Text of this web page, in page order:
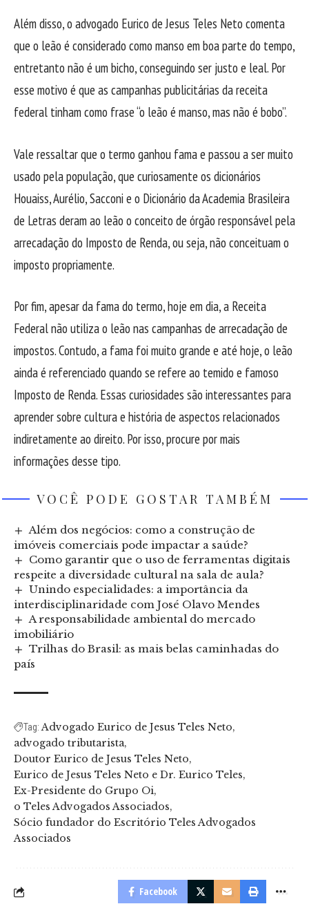
Além disso, o advogado Eurico de Jesus Teles Neto comenta
que o leão é considerado como manso em boa parte do tempo,
entretanto não é um bicho, conseguindo ser justo e leal. Por
esse motivo é que as campanhas publicitárias da receita
federal tinham como frase “o leão é manso, mas não é bobo”.
Vale ressaltar que o termo ganhou fama e passou a ser muito
usado pela população, que curiosamente os dicionários
Houaiss, Aurélio, Sacconi e o Dicionário da Academia Brasileira
de Letras deram ao leão o conceito de órgão responsável pela
arrecadação do Imposto de Renda, ou seja, não conceituam o
imposto propriamente.
Por fim, apesar da fama do termo, hoje em dia, a Receita
Federal não utiliza o leão nas campanhas de arrecadação de
impostos. Contudo, a fama foi muito grande e até hoje, o leão
ainda é referenciado quando se refere ao temido e famoso
Imposto de Renda. Essas curiosidades são interessantes para
aprender sobre cultura e história de aspectos relacionados
indiretamente ao direito. Por isso, procure por mais
informações desse tipo.
VOCÊ PODE GOSTAR TAMBÉM
Além dos negócios: como a construção de
imóveis comerciais pode impactar a saúde?
Como garantir que o uso de ferramentas digitais
respeite a diversidade cultural na sala de aula?
Unindo especialidades: a importância da
interdisciplinaridade com José Olavo Mendes
A responsabilidade ambiental do mercado
imobiliário
Trilhas do Brasil: as mais belas caminhadas do
país
Tag: Advogado Eurico de Jesus Teles Neto
advogado tributarista
Doutor Eurico de Jesus Teles Neto
Eurico de Jesus Teles Neto e Dr. Eurico Teles
Ex-Presidente do Grupo Oi
o Teles Advogados Associados
Sócio fundador do Escritório Teles Advogados
Associados
Facebook